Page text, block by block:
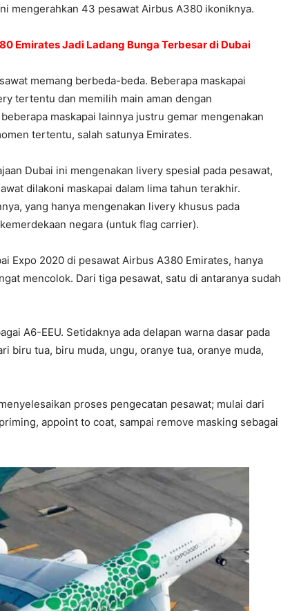
mengerahkan 43 pesawat Airbus A380 ikoniknya.
Emirates Jadi Ladang Bunga Terbesar di Dubai
memang berbeda-beda. Beberapa maskapai
tertentu dan memilih main aman dengan
maskapai lainnya justru gemar mengenakan
tertentu, salah satunya Emirates.
Dubai ini mengenakan livery spesial pada pesawat,
dilakoni maskapai dalam lima tahun terakhir.
yang hanya mengenakan livery khusus pada
negara (untuk flag carrier).
Expo 2020 di pesawat Airbus A380 Emirates, hanya
mencolok. Dari tiga pesawat, satu di antaranya sudah
A6-EEU. Setidaknya ada delapan warna dasar pada
biru tua, biru muda, ungu, oranye tua, oranye muda,
proses pengecatan pesawat; mulai dari
appoint to coat, sampai remove masking sebagai